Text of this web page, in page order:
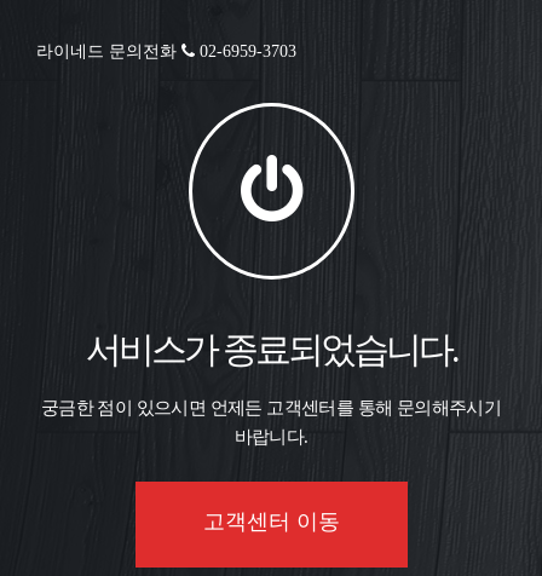
라이네드 문의전화 02-6959-3703
서비스가 종료되었습니다.
궁금한 점이 있으시면 언제든 고객센터를 통해 문의해주시기
바랍니다.
고객센터 이동